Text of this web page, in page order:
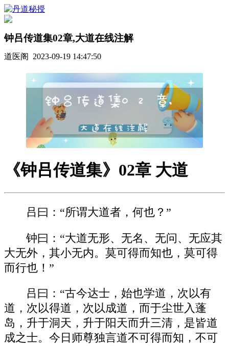
钟吕传道集02章,大道在线注解
道医阁 2023-09-19 14:47:50
《钟吕传道集》02章 大道
吕曰：“所谓大道者，何也？”
钟曰：“大道无形、无名、无问、无应其
大无外，其小无内。莫可得而知也，莫可得
而行也！”
吕曰：“古今达士，始也学道，次以有
道，次以得道，次以成道，而于尘世入蓬
岛，升于洞天，升于阳天而升三清，是皆道
成之士。今日师尊独言道不可得而知，不可